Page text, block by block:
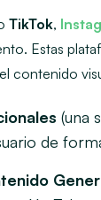
TikTok,
Estas
contenido
(una
de